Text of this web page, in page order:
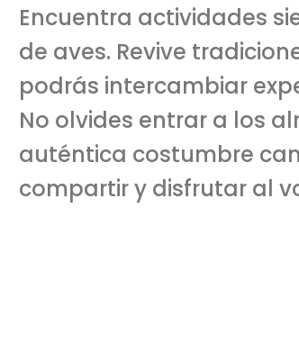
Encuentra actividades
de aves. Revive
podrás intercambiar
No olvides entrar a los
auténtica costumbre
compartir y disfrutar al